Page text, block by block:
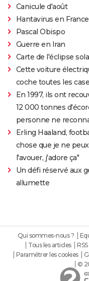
Canicule d'août
Hantavirus en France
Pascal Obispo
Guerre en Iran
Carte de l'éclipse
Cette voiture
coche toutes les
En 1997, ils ont
12 000 tonnes
personne ne
Erling Haaland,
chose que je ne
l'avouer, j'adore ça"
Un défi réservé aux
allumette
Qui sommes-nous ?
Tous les articles
RSS
Paramétrer les cookies
©